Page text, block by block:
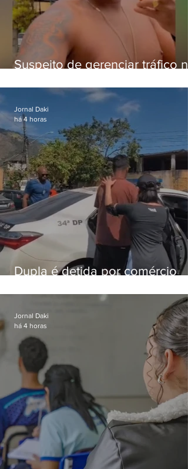
Suspeito de gerenciar tráfico na
foragido
Dupla é detida por comércio
Bangu
Jornal Daki
há 4 horas
Jornal Daki
há 4 horas